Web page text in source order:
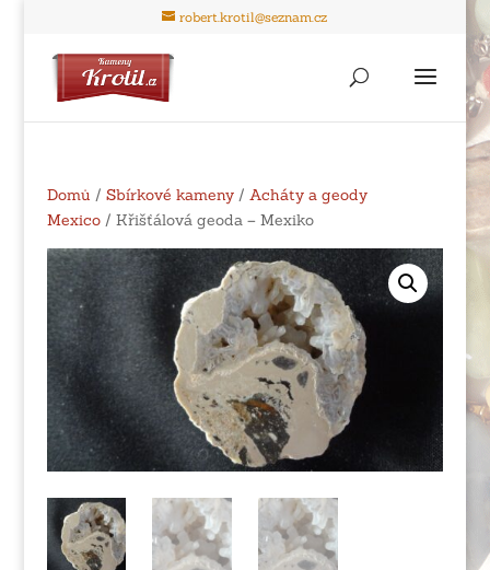
robert.krotil@seznam.cz
Domů / Sbírkové kameny/ Acháty a geody
Mexico/ Křišťálová geoda – Mexiko